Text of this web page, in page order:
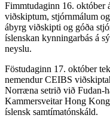
Fimmtudaginn 16. október
viðskiptum, stjórnmálum
ábyrg viðskipti og góða
íslenskan kynningarbás á
neyslu.​​​​‌ ‍ ​‍​‍‌‍ ‌ ​‍‌‍‍‌‌‍‌ ‌‍‍‌‌‍ ‍​‍​‍​ ‍‍​‍​‍‌ ​ ‌‍​‌‌‍ ‍‌‍‍‌‌ ‌​‌ ‍‌​‍ ‍‌‍‍‌‌‍ ​‍​‍​‍ ​​‍​‍‌‍‍​‌ ​‍‌‍‌‌‌‍‌‍​‍​‍​ ‍‍​‍​‍‌‍‍​‌ ‌​‌ ‌​‌ ​​‌ ​ ​‍ ​‍ ‌‍‌‍‌‍ ‌ ​‍‌ ​ ‌‍‌‌‌ ‌​‌‍‍‌​‍ ‌‌‍‍‌‌ ​ ‌‍ ​‌‍​‌‌‍ ‍‌‍‌​‌ ​ ​‍ ‍‌ ‌‍‌‍‌‌‌ ​‍‌‍​ ‌‍‌‌‌‍ ​​‍ ‍‌‍​‌‌ ​​‌ ​​​‍ ‌ ​ ‌ ‌​‌ ‌‌‌‍‌​‌‍‍‌‌‍ ​‍ ‌‍‍‌‌‍ ‍‌ ‌​‌‍‌‌‌‍ ‍‌ ‌​​‍ ‌‍‌‌‌‍‌​‌‍‍‌‌ ‌​​‍ ‌‍ ‌‌‍ ‌‍‌​‌‍‌‌​ ‌‌ ​​‌ ​‍‌‍‌‌‌ ​ ‌‍‌‌‌‍ ‍‌ ‌​‌‍​‌‌ ‌​‌‍‍‌‌‍ ‌‍ ‍​ ‍ ‌‍‍‌‌‍‌​​ ‌​ ‌​​ ​​‌‍‌ ‌​‌‍‌​‍‍‌​‍‌‌​‌​‌ ​ ‌‍​ ‌‍ ‍‌‍‌‍‌‌‍‌‌​‌‌‌​‌‍‌‌‌​‌​‍‍‌‌​‌‌‌‌‌‌​‍‌​ ‌ ‌​‌‌‌​​‌​ ‍ ‌ ‌​‌ ‍‌‌ ​​‌‍‌‌​ ‌‌‍ ‍‌‍‌‌‌ ‌ ‌ ​ ​ ‍ ‌ ​​‌‍​‌‌ ‌​‌‍‍​​ ‌‌ ​​‌‍​‌‌‍‌ ‌‍‌‌‌​​‍‌ ‌‌‌‍‍‌‌‍ ​‌‍‌​‌‍‌‌‌ ​‍​‍‌‌​ ‌‌‌​​‍‌‌ ‌‍‍ ‌‍‌‌‌ ‍‌​‍‌‌​ ​ ‌​‌​​‍‌‌​ ​ ‌​‌​​‍‌‌​ ​‍​ ​‍‌ ​‍‌‍‍‌‌‍​ ‌‍‍​‌ ‌​‌‍‌‌‌ ‍​‌ ‌​​‍ ‌‌ ‌​‌ ​‍‌‍‍‍​ ​ ‌‍‍ ‌‍ ‌‍‍​‌‍‌‌​ ‌‍​‍‌‌​ ​‍​ ​‍​‍‌‌​ ‌‌‌​‌​​‍ ‍‌‍​ ‌‍ ‌‍ ‍‌ ‌​‌‍‌‌‌‍ ‍‌ ‌​​‍‌‌​ ‌‌‌​​‍‌‌ ‌‍‍ ‌‍‌‌‌ ‍‌​‍‌‌​ ​ ‌​‌​​‍‌‌​ ​ ‌​‌​​‍‌‌​ ​‍​ ​‍​ ​‍​ ‍​‌‍​‍‌‍‌‍​ ‌ ‌‍​ ‌‍​‍​ ​​​ ‌​​ ‌‍‌‍‌‌​ ‍‌​‍‌‌​ ​‍​ ​‍​‍‌‌​ ‌‌‌​‌​​‍ ‍‌‍​ ‌‍‍​‌‍‍‌‌‍ ​‌‍‌​‌ ​‍‌‍‌‌‌‍ ‍​‍‌‌​ ‌‌‌​​‍‌‌ ‌‍‍ ‌‍‌‌‌ ‍‌​‍‌‌​ ​ ‌​‌​​‍‌‌​ ​ ‌​‌​​‍‌‌​ ​‍​ ​‍​ ​​‌‍‌‌​ ​ ‌‍​ ‌‍​ ​ ​‍​ ‌‌​ ‍‌‌‍‌‍‌‍​‌​ ‍‌​ ‌‍​‍‌‌​ ​‍​ ​‍​‍‌‌​ ‌‌‌​‌​​‍ ‍‌ ‌​‌‍‌‌‌ ‍​‌ ‌​​ ‌‍​‍‌‍​‌‌ ​ ‌‍‌‌‌‌‌‌‌ ​‍‌‍ ​​ ‌‌‍‍​‌ ‌​‌ ‌​‌ ​​‌ ​ ​‍‌‌​ ​‍‌​‌‍​‍‌‌​ ​‍‌​‌‍‌‍‌‍‌‍ ‌ ​‍‌ ​ ‌‍‌‌‌ ‌​‌‍‍‌​‍ ‌‌‍‍‌‌ ​ ‌‍ ​‌‍​‌‌‍ ‍‌‍‌​‌ ​ ​‍ ‍‌ ‌‍‌‍‌‌‌ ​‍‌‍​ ‌‍‌‌‌‍ ​​‍ ‍‌‍​‌‌ ​​‌ ​​​‍‌‌​ ​‍‌​‌‍‌ ​ ‌ ‌​‌ ‌‌‌‍‌​‌‍‍‌‌‍ ​‍‌‍‌‍‍‌‌‍‌​​ ‌​ ‌​​ ​​‌‍‌ ‌​‌‍‌​‍‍‌​‍‌‌​‌​‌ ​ ‌‍​ ‌‍ ‍‌‍‌‍‌‌‍‌‌​‌‌‌​‌‍‌‌‌​‌​‍‍‌‌​‌‌‌‌‌‌​‍‌​ ‌ ‌​‌‌‌​​‌​‍‌‍‌ ‌​‌ ‍‌‌ ​​‌‍‌‌​ ‌‌‍ ‍‌‍‌‌‌ ‌ ‌ ​ ​‍‌‍‌ ​​‌‍​‌‌ ‌​‌‍‍​​ ‌‌ ​​‌‍​‌‌‍‌ ‌‍‌‌‌​​‍‌ ‌‌‌‍‍‌‌‍ ​‌‍‌​‌‍‌‌‌ ​‍​‍‌‌​ ‌‌‌​​‍‌‌ ‌‍‍ ‌‍‌‌‌ ‍‌​‍‌‌​ ​ ‌​‌​​‍‌‌​ ​ ‌​‌​​‍‌‌​ ​‍​ ​‍‌ ​‍‌‍‍‌‌‍​ ‌‍‍​‌ ‌​‌‍‌‌‌ ‍​‌ ‌​​‍ ‌‌ ‌​‌ ​‍‌‍‍‍​ ​ ‌‍‍ ‌‍ ‌‍‍​‌‍‌‌​ ‌‍​‍‌‌​ ​‍​ ​‍​‍‌‌​ ‌‌‌​‌​​‍ ‍‌‍​ ‌‍ ‌‍ ‍‌ ‌​‌‍‌‌‌‍ ‍‌ ‌​​‍‌‌​ ‌‌‌​​‍‌‌ ‌‍‍ ‌‍‌‌‌ ‍‌​‍‌‌​ ​ ‌​‌​​‍‌‌​ ​ ‌​‌​​‍‌‌​ ​‍​ ​‍​ ​‍​ ‍​‌‍​‍‌‍‌‍​ ‌ ‌‍​ ‌‍​‍​ ​​​ ‌​​ ‌‍‌‍‌‌​ ‍‌​‍‌‌​ ​‍​ ​‍​‍‌‌​ ‌‌‌​‌​​‍ ‍‌‍​ ‌‍‍​‌‍‍‌‌‍ ​‌‍‌​‌ ​‍‌‍‌‌‌‍ ‍​‍‌‌​ ‌‌‌​​‍‌‌ ‌‍‍ ‌‍‌‌‌ ‍‌​‍‌‌​ ​ ‌​‌​​‍‌‌​ ​ ‌​‌​​‍‌‌​ ​‍​ ​‍​ ​​‌‍‌‌​ ​ ‌‍​ ‌‍​ ​ ​‍​ ‌‌​ ‍‌‌‍‌‍‌‍​‌​ ‍‌​ ‌‍​‍‌‌​ ​‍​ ​‍​‍‌‌​ ‌‌‌​‌​​‍ ‍‌ ‌​‌‍‌‌‌ ‍​‌ ‌​​‍‌‍‌ ​​‌‍‌‌‌ ​‍‌ ​ ‌ ​​‌‍‌‌‌‍​ ‌ ‌​‌‍‍‌‌ ‌‍‌‍‌‌​ ‌‌ ​​‌ ‌‌‌‍​‍‌‍ ​‌‍‍‌‌ ​ ‌‍‍​‌‍‌‌‌‍‌​​‍​‍‌ ‌
Föstudaginn 17. október
nemendur CEIBS
Norræna setrið við Fudan-
Kammersveitar Hong
íslensk samtímatónskáld.​​​​‌ ‍ ​‍​‍‌‍ ‌ ​‍‌‍‍‌‌‍‌ ‌‍‍‌‌‍ ‍​‍​‍​ ‍‍​‍​‍‌ ​ ‌‍​‌‌‍ ‍‌‍‍‌‌ ‌​‌ ‍‌​‍ ‍‌‍‍‌‌‍ ​‍​‍​‍ ​​‍​‍‌‍‍​‌ ​‍‌‍‌‌‌‍‌‍​‍​‍​ ‍‍​‍​‍‌‍‍​‌ ‌​‌ ‌​‌ ​​‌ ​ ​‍ ​‍ ‌‍‌‍‌‍ ‌ ​‍‌ ​ ‌‍‌‌‌ ‌​‌‍‍‌​‍ ‌‌‍‍‌‌ ​ ‌‍ ​‌‍​‌‌‍ ‍‌‍‌​‌ ​ ​‍ ‍‌ ‌‍‌‍‌‌‌ ​‍‌‍​ ‌‍‌‌‌‍ ​​‍ ‍‌‍​‌‌ ​​‌ ​​​‍ ‌ ​ ‌ ‌​‌ ‌‌‌‍‌​‌‍‍‌‌‍ ​‍ ‌‍‍‌‌‍ ‍‌ ‌​‌‍‌‌‌‍ ‍‌ ‌​​‍ ‌‍‌‌‌‍‌​‌‍‍‌‌ ‌​​‍ ‌‍ ‌‌‍ ‌‍‌​‌‍‌‌​ ‌‌ ​​‌ ​‍‌‍‌‌‌ ​ ‌‍‌‌‌‍ ‍‌ ‌​‌‍​‌‌ ‌​‌‍‍‌‌‍ ‌‍ ‍​ ‍ ‌‍‍‌‌‍‌​​ ‌​ ‌​​ ​​‌‍‌ ‌​‌‍‌​‍‍‌​‍‌‌​‌​‌ ​ ‌‍​ ‌‍ ‍‌‍‌‍‌‌‍‌‌​‌‌‌​‌‍‌‌‌​‌​‍‍‌‌​‌‌‌‌‌‌​‍‌​ ‌ ‌​‌‌‌​​‌​ ‍ ‌ ‌​‌ ‍‌‌ ​​‌‍‌‌​ ‌‌‍ ‍‌‍‌‌‌ ‌ ‌ ​ ​ ‍ ‌ ​​‌‍​‌‌ ‌​‌‍‍​​ ‌‌ ​​‌‍​‌‌‍‌ ‌‍‌‌‌​​‍‌ ‌‌‌‍‍‌‌‍ ​‌‍‌​‌‍‌‌‌ ​‍​‍‌‌​ ‌‌‌​​‍‌‌ ‌‍‍ ‌‍‌‌‌ ‍‌​‍‌‌​ ​ ‌​‌​​‍‌‌​ ​ ‌​‌​​‍‌‌​ ​‍​ ​‍‌ ​‍‌‍‍‌‌‍​ ‌‍‍​‌ ‌​‌‍‌‌‌ ‍​‌ ‌​​‍ ‌‌ ‌​‌ ​‍‌‍‍‍​ ​ ‌‍‍ ‌‍ ‌‍‍​‌‍‌‌​ ‌‍​‍‌‌​ ​‍​ ​‍​‍‌‌​ ‌‌‌​‌​​‍ ‍‌‍​ ‌‍ ‌‍ ‍‌ ‌​‌‍‌‌‌‍ ‍‌ ‌​​‍‌‌​ ‌‌‌​​‍‌‌ ‌‍‍ ‌‍‌‌‌ ‍‌​‍‌‌​ ​ ‌​‌​​‍‌‌​ ​ ‌​‌​​‍‌‌​ ​‍​ ​‍​ ‍​‌‍​ ​ ​ ‌‍​‌​ ​‍​ ‍​​ ‌​​ ​ ​ ‌​‌‍​‌‌‍​‌​ ‌​​‍‌‌​ ​‍​ ​‍​‍‌‌​ ‌‌‌​‌​​‍ ‍‌‍​ ‌‍‍​‌‍‍‌‌‍ ​‌‍‌​‌ ​‍‌‍‌‌‌‍ ‍​‍‌‌​ ‌‌‌​​‍‌‌ ‌‍‍ ‌‍‌‌‌ ‍‌​‍‌‌​ ​ ‌​‌​​‍‌‌​ ​ ‌​‌​​‍‌‌​ ​‍​ ​‍​ ​‌​ ‍‌​ ‌‌​ ‌‌​ ‍​‌‍​‍​ ‍​​ ‌‌​ ‌‍‌‍‌​​ ​‌‌‍‌‌​‍‌‌​ ​‍​ ​‍​‍‌‌​ ‌‌‌​‌​​‍ ‍‌ ‌​‌‍‌‌‌ ‍​‌ ‌​​ ‌‍​‍‌‍​‌‌ ​ ‌‍‌‌‌‌‌‌‌ ​‍‌‍ ​​ ‌‌‍‍​‌ ‌​‌ ‌​‌ ​​‌ ​ ​‍‌‌​ ​‍‌​‌‍​‍‌‌​ ​‍‌​‌‍‌‍‌‍‌‍ ‌ ​‍‌ ​ ‌‍‌‌‌ ‌​‌‍‍‌​‍ ‌‌‍‍‌‌ ​ ‌‍ ​‌‍​‌‌‍ ‍‌‍‌​‌ ​ ​‍ ‍‌ ‌‍‌‍‌‌‌ ​‍‌‍​ ‌‍‌‌‌‍ ​​‍ ‍‌‍​‌‌ ​​‌ ​​​‍‌‌​ ​‍‌​‌‍‌ ​ ‌ ‌​‌ ‌‌‌‍‌​‌‍‍‌‌‍ ​‍‌‍‌‍‍‌‌‍‌​​ ‌​ ‌​​ ​​‌‍‌ ‌​‌‍‌​‍‍‌​‍‌‌​‌​‌ ​ ‌‍​ ‌‍ ‍‌‍‌‍‌‌‍‌‌​‌‌‌​‌‍‌‌‌​‌​‍‍‌‌​‌‌‌‌‌‌​‍‌​ ‌ ‌​‌‌‌​​‌​‍‌‍‌ ‌​‌ ‍‌‌ ​​‌‍‌‌​ ‌‌‍ ‍‌‍‌‌‌ ‌ ‌ ​ ​‍‌‍‌ ​​‌‍​‌‌ ‌​‌‍‍​​ ‌‌ ​​‌‍​‌‌‍‌ ‌‍‌‌‌​​‍‌ ‌‌‌‍‍‌‌‍ ​‌‍‌​‌‍‌‌‌ ​‍​‍‌‌​ ‌‌‌​​‍‌‌ ‌‍‍ ‌‍‌‌‌ ‍‌​‍‌‌​ ​ ‌​‌​​‍‌‌​ ​ ‌​‌​​‍‌‌​ ​‍​ ​‍‌ ​‍‌‍‍‌‌‍​ ‌‍‍​‌ ‌​‌‍‌‌‌ ‍​‌ ‌​​‍ ‌‌ ‌​‌ ​‍‌‍‍‍​ ​ ‌‍‍ ‌‍ ‌‍‍​‌‍‌‌​ ‌‍​‍‌‌​ ​‍​ ​‍​‍‌‌​ ‌‌‌​‌​​‍ ‍‌‍​ ‌‍ ‌‍ ‍‌ ‌​‌‍‌‌‌‍ ‍‌ ‌​​‍‌‌​ ‌‌‌​​‍‌‌ ‌‍‍ ‌‍‌‌‌ ‍‌​‍‌‌​ ​ ‌​‌​​‍‌‌​ ​ ‌​‌​​‍‌‌​ ​‍​ ​‍​ ‍​‌‍​ ​ ​ ‌‍​‌​ ​‍​ ‍​​ ‌​​ ​ ​ ‌​‌‍​‌‌‍​‌​ ‌​​‍‌‌​ ​‍​ ​‍​‍‌‌​ ‌‌‌​‌​​‍ ‍‌‍​ ‌‍‍​‌‍‍‌‌‍ ​‌‍‌​‌ ​‍‌‍‌‌‌‍ ‍​‍‌‌​ ‌‌‌​​‍‌‌ ‌‍‍ ‌‍‌‌‌ ‍‌​‍‌‌​ ​ ‌​‌​​‍‌‌​ ​ ‌​‌​​‍‌‌​ ​‍​ ​‍​ ​‌​ ‍‌​ ‌‌​ ‌‌​ ‍​‌‍​‍​ ‍​​ ‌‌​ ‌‍‌‍‌​​ ​‌‌‍‌‌​‍‌‌​ ​‍​ ​‍​‍‌‌​ ‌‌‌​‌​​‍ ‍‌ ‌​‌‍‌‌‌ ‍​‌ ‌​​‍‌‍‌ ​​‌‍‌‌‌ ​‍‌ ​ ‌ ​​‌‍‌‌‌‍​ ‌ ‌​‌‍‍‌‌ ‌‍‌‍‌‌​ ‌‌ ​​‌ ‌‌‌‍​‍‌‍ ​‌‍‍‌‌ ​ ‌‍‍​‌‍‌‌‌‍‌​​‍​‍‌ ‌